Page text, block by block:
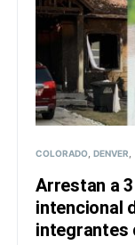
COLORADO DENVER
Arrestan a
intencional
integrantes